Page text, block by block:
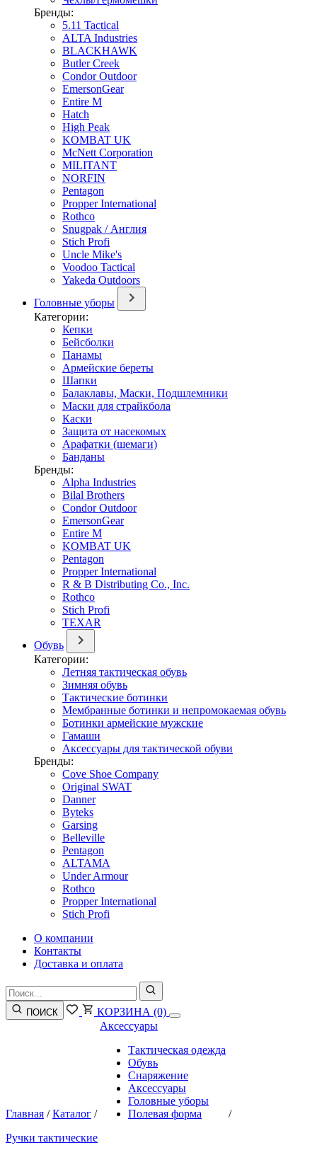
Бренды:
5.11 Tactical
ALTA Industries
BLACKHAWK
Butler Creek
Condor Outdoor
EmersonGear
Entire M
Hatch
High Peak
KOMBAT UK
McNett Corporation
MILITANT
NORFIN
Pentagon
Propper International
Rothco
Snugpak / Англия
Stich Profi
Uncle Mike's
Voodoo Tactical
Yakeda Outdoors
Головные уборы
Категории:
Кепки
Бейсболки
Панамы
Армейские береты
Шапки
Балаклавы, Маски, Подшлемники
Маски для страйкбола
Каски
Защита от насекомых
Арафатки (шемаги)
Банданы
Бренды:
Alpha Industries
Bilal Brothers
Condor Outdoor
EmersonGear
Entire M
KOMBAT UK
Pentagon
Propper International
R & B Distributing Co., Inc.
Rothco
Stich Profi
TEXAR
Обувь
Категории:
Летняя тактическая обувь
Зимняя обувь
Тактические ботинки
Мембранные ботинки и непромокаемая обувь
Ботинки армейские мужские
Гамаши
Аксессуары для тактической обуви
Бренды:
Cove Shoe Company
Original SWAT
Danner
Byteks
Garsing
Belleville
Pentagon
ALTAMA
Under Armour
Rothco
Propper International
Stich Profi
О компании
Контакты
Доставка и оплата
ПОИСК КОРЗИНА (0)
Главная /Каталог /
Аксессуары
Тактическая одежда
Обувь
Снаряжение
Аксессуары
Головные уборы
Полевая форма
/
Ручки тактические